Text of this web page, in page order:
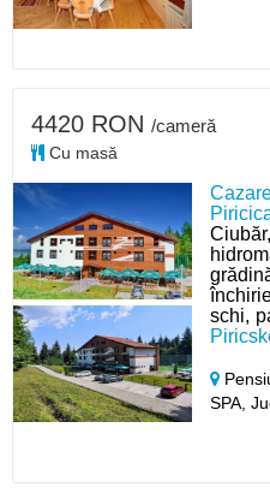
schi,
SPA,
4420 RON /cameră
Cu masă